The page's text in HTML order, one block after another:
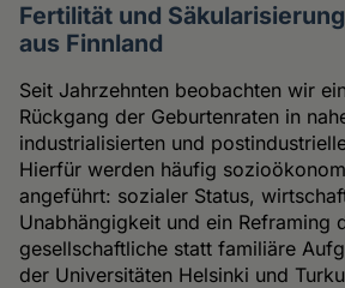
Fertilität und
aus Finnland
Seit Jahrzehnten beobachten wir
Rückgang der Geburtenraten in
industrialisierten und
Hierfür werden häufig
angeführt: sozialer Status,
Unabhängigkeit und ein Reframing
gesellschaftliche statt familiäre
der Universitäten Helsinki und